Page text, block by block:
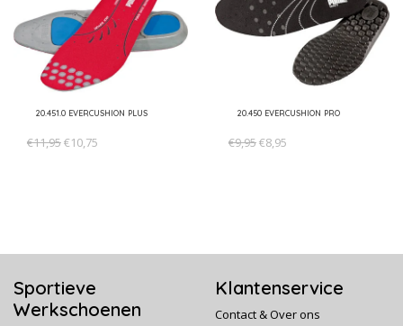
Eigenschappen:
Bescherming: kunststof neus
Plus:IQ.CELL dempingselement direct geplaatst in de hak,
Voering:BreathActive functionele voerings
Puma Safety schoenen, waaronder deze Model 63.018.2
Absolute Mid S2 SRC, vallen veelal iets groter/breder uit dan
20.451.0 EVERCUSHION PLUS
€11,95€10,75
20.450 EVERCUSHION PRO
€9,95€8,95
Sportieve
Werkschoenen
Klantenservice
Contact & Over ons